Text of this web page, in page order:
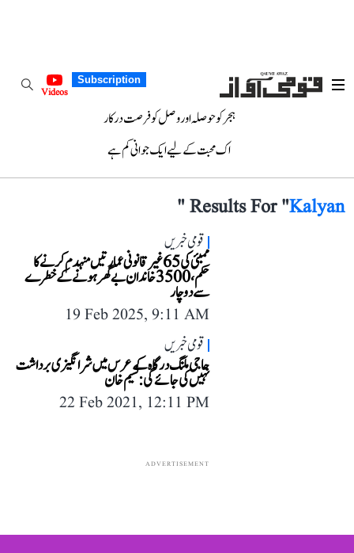
Subscription
Videos
ہجر کو حوصلہ اور وصل کو فرصت درکار
اک محبت کے لیے ایک جوانی کم ہے
Results For "Kalyan
"
قومی خبریں
ممبئی کی 65 غیر قانونی عمارتیں منہدم کرنے کا
حکم، 3500 خاندان بے گھر ہونے کے خطرے
سے دوچار
19 Feb 2025, 9:11 AM
قومی خبریں
حاجی ملنگ درگاہ کے عرس میں شرانگیزی برداشت
نہیں کی جائے گی: نسیم خان
22 Feb 2021, 12:11 PM
ADVERTISEMENT